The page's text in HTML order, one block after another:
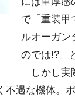
で「重装甲
ルオーガン
のでは!?」
しかし実
不遇な機体。